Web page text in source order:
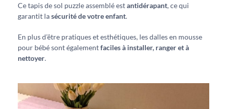
Ce tapis de sol puzzle assemblé estantidérapant, ce qui
garantit lasécurité de votre enfant.
En plus d’être pratiques et esthétiques, les dalles en mousse
pour bébé sont égalementfaciles à installer, ranger et à
nettoyer.